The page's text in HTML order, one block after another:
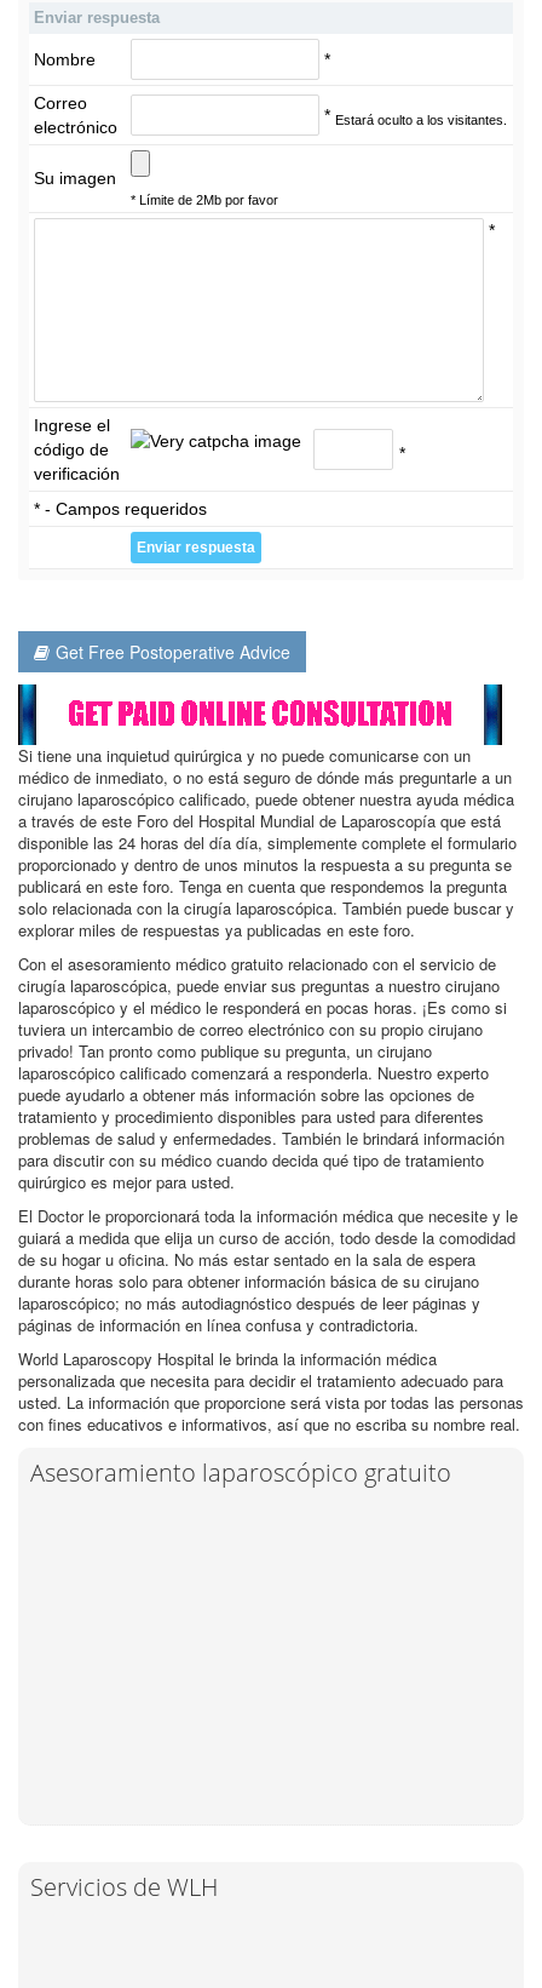
Enviar respuesta
Nombre *
Correo
electrónico
* Estará oculto a los visitantes.
Su imagen
* Límite de 2Mb por favor
*
Ingrese el
código de
verificación
*
* - Campos requeridos
Get Free Postoperative Advice
Si tiene una inquietud quirúrgica y no puede comunicarse con un
médico de inmediato, o no está seguro de dónde más preguntarle a un
cirujano laparoscópico calificado, puede obtener nuestra ayuda médica
a través de este Foro del Hospital Mundial de Laparoscopía que está
disponible las 24 horas del día día, simplemente complete el formulario
proporcionado y dentro de unos minutos la respuesta a su pregunta se
publicará en este foro. Tenga en cuenta que respondemos la pregunta
solo relacionada con la cirugía laparoscópica. También puede buscar y
explorar miles de respuestas ya publicadas en este foro.
Con el asesoramiento médico gratuito relacionado con el servicio de
cirugía laparoscópica, puede enviar sus preguntas a nuestro cirujano
laparoscópico y el médico le responderá en pocas horas. ¡Es como si
tuviera un intercambio de correo electrónico con su propio cirujano
privado! Tan pronto como publique su pregunta, un cirujano
laparoscópico calificado comenzará a responderla. Nuestro experto
puede ayudarlo a obtener más información sobre las opciones de
tratamiento y procedimiento disponibles para usted para diferentes
problemas de salud y enfermedades. También le brindará información
para discutir con su médico cuando decida qué tipo de tratamiento
quirúrgico es mejor para usted.
El Doctor le proporcionará toda la información médica que necesite y le
guiará a medida que elija un curso de acción, todo desde la comodidad
de su hogar u oficina. No más estar sentado en la sala de espera
durante horas solo para obtener información básica de su cirujano
laparoscópico; no más autodiagnóstico después de leer páginas y
páginas de información en línea confusa y contradictoria.
World Laparoscopy Hospital le brinda la información médica
personalizada que necesita para decidir el tratamiento adecuado para
usted. La información que proporcione será vista por todas las personas
con fines educativos e informativos, así que no escriba su nombre real.
Asesoramiento laparoscópico gratuito
Servicios de WLH